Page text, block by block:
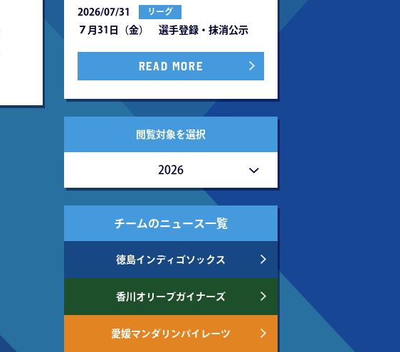
2026/07/31 リーグ
７月31日（金） 選手登録・抹消公示
READ MORE
閲覧対象を選択
2026
チームのニュース一覧
徳島インディゴソックス
香川オリーブガイナーズ
愛媛マンダリンパイレーツ